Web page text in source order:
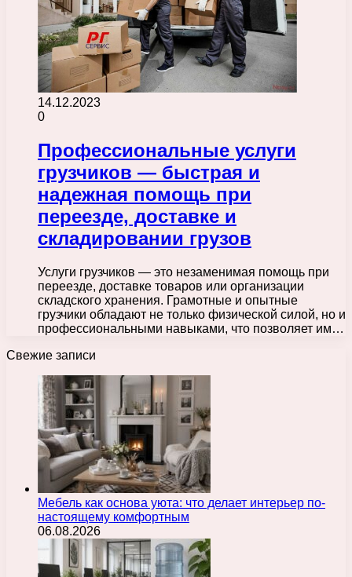
14.12.2023
0
Профессиональные услуги
грузчиков — быстрая и
надежная помощь при
переезде, доставке и
складировании грузов
Услуги грузчиков — это незаменимая помощь при
переезде, доставке товаров или организации
складского хранения. Грамотные и опытные
грузчики обладают не только физической силой, но и
профессиональными навыками, что позволяет им…
Свежие записи
Мебель как основа уюта: что делает интерьер по-
настоящему комфортным
06.08.2026